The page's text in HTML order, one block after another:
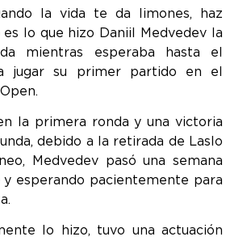
la vida te da limones, haz
es lo que hizo Daniil Medvedev la
mientras esperaba hasta el
jugar su primer partido en el
en la primera ronda y una victoria
debido a la retirada de Laslo
Medvedev pasó una semana
y esperando pacientemente para
lo hizo, tuvo una actuación